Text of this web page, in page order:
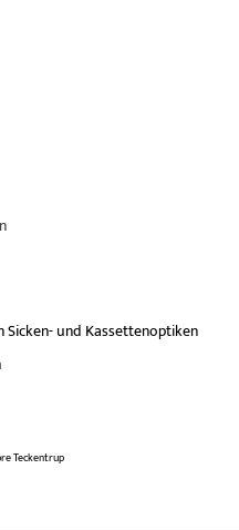
und Kassettenoptiken
Teckentrup